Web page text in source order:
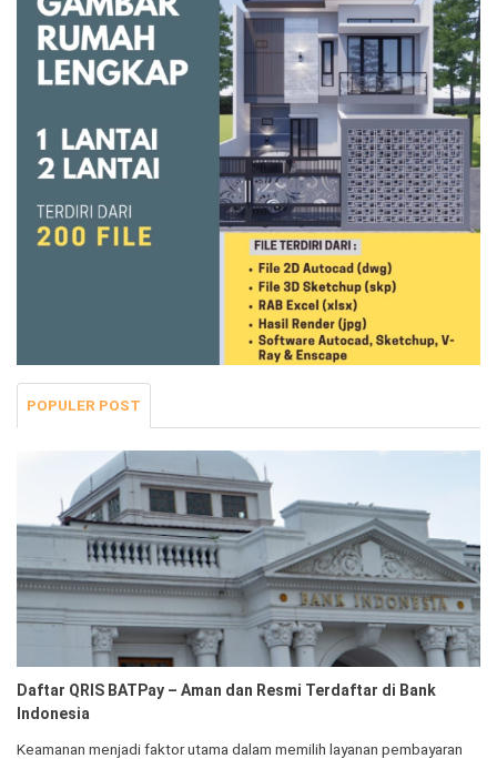
POPULER POST
Daftar QRIS BATPay – Aman dan Resmi Terdaftar di Bank
Indonesia
Keamanan menjadi faktor utama dalam memilih layanan pembayaran